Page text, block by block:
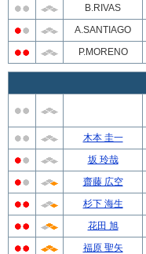
B.RIVAS
A.SANTIAGO
P.MORENO
木本 圭一
坂 玲哉
齋藤 広空
杉下 海生
花田 旭
福原 聖矢